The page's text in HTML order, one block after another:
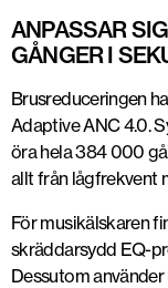
ANPASSAR
GÅNGER I
Brusreduceringen
Adaptive ANC 4.0.
öra hela 384 000
allt från lågfrekvent
För musikälskaren
skräddarsydd EQ-
Dessutom